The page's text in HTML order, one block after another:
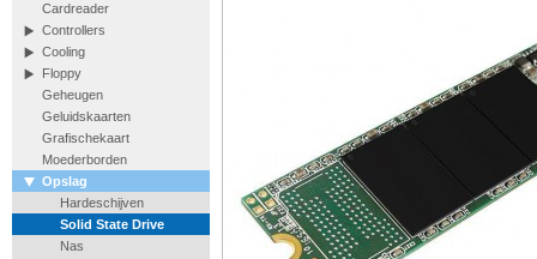
Cardreader
Controllers
Cooling
Floppy
Geheugen
Geluidskaarten
Grafischekaart
Moederborden
Opslag
Hardeschijven
Solid State Drive
Nas